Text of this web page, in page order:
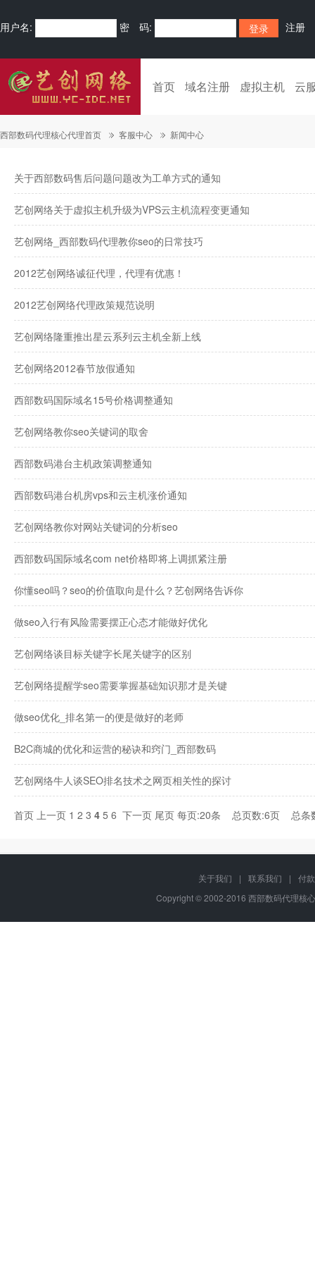
用户名: 密 码: 注册
首页 域名注册 虚拟主机 云
西部数码代理核心代理首页 客服中心 新闻中心
关于西部数码售后问题问题改为工单方式的通知
艺创网络关于虚拟主机升级为VPS云主机流程变更通知
艺创网络_西部数码代理教你seo的日常技巧
2012艺创网络诚征代理，代理有优惠！
2012艺创网络代理政策规范说明
艺创网络隆重推出星云系列云主机全新上线
艺创网络2012春节放假通知
西部数码国际域名15号价格调整通知
艺创网络教你seo关键词的取舍
西部数码港台主机政策调整通知
西部数码港台机房vps和云主机涨价通知
艺创网络教你对网站关键词的分析seo
西部数码国际域名com net价格即将上调抓紧注册
你懂seo吗？seo的价值取向是什么？艺创网络告诉你
做seo入行有风险需要摆正心态才能做好优化
艺创网络谈目标关键字长尾关键字的区别
艺创网络提醒学seo需要掌握基础知识那才是关键
做seo优化_排名第一的便是做好的老师
B2C商城的优化和运营的秘诀和窍门_西部数码
艺创网络牛人谈SEO排名技术之网页相关性的探讨
首页 上一页 1 2 3 4 5 6 下一页 尾页 每页:20条 总页数:6页 总
关于我们 | 联系我们 |
付
Copyright © 2002-2016 西部数码代理核